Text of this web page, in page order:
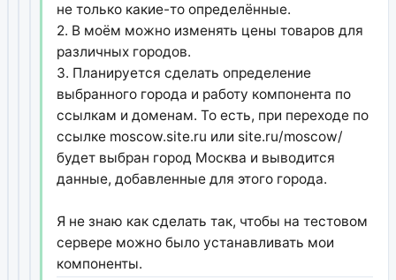
не только какие-то определённые.
2. В моём можно изменять цены товаров для
различных городов.
3. Планируется сделать определение
выбранного города и работу компонента по
ссылкам и доменам. То есть, при переходе по
ссылке moscow.site.ru или site.ru/moscow/
будет выбран город Москва и выводится
данные, добавленные для этого города.
Я не знаю как сделать так, чтобы на тестовом
сервере можно было устанавливать мои
компоненты.